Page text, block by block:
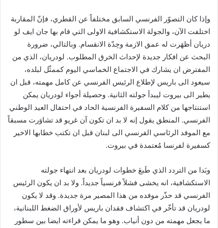
وإذا كان التصوّر الفرنسي السابق مختلفاً عن القطري، فإنّ المقاربة
اختلفت الآن، والجولة الاستكشافية الاولى التي قام بها جان ايف لو
دريان أظهَرت له عمق الازمة وحِدّة الانقسام. وبالتالي، ضرورة
البحث عن افكار جديدة لإحداث الخرق المطلوب. لودريان، الذي من
المفترض ان يشارك في الاجتماع الخماسي اليوم كممثّل لبلده،
سيعود الى باريس لإطلاع الرئيس الفرنسي عن كامل مهمته، قبل ان
يطير الى بيروت ليبدأ جولته الثانية. وحصيلة أجواء لودريان يمكن
استنتاجها من كلام السفيرة الفرنسية الحاد في احتفال العيد الوطني
الفرنسي. المنطق يقول إنه لا بد ان تكون آن غريو قد تشاوَرت مسبقاً
مع الموفد الرئاسي الفرنسي الى لبنان قبل ان تكتب خطابها الاخير
كسفيرة لفرنسا مُعتمدة في بيروت.
وبَدا من التردد الذي طَبعَ خطوات لودريان بعد انتهاء جولته
الاستكشافية، انه يخشى فشلاً فرنسياً جديداً. ولا بد ان يكون الرئيس
الفرنسي قد حذّر موفده من هذا المصير مرة جديدة. وقد لا يكون
لودريان قد تأخّر في اكتشاف فقدان باريس لأوراق الضغط اللبنانية،
ما يجعل مهمته من دون أنياب. وهو ما يمكن قراءته ايضا بين سطور